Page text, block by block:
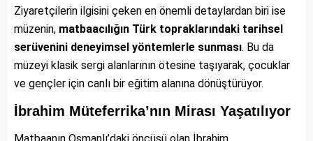
Ziyaretçilerin ilgisini çeken en önemli detaylardan biri ise
müzenin, matbaacılığın Türk topraklarındaki tarihsel
serüvenini deneyimsel yöntemlerle sunması. Bu da
müzeyi klasik sergi alanlarının ötesine taşıyarak, çocuklar
ve gençler için canlı bir eğitim alanına dönüştürüyor.
İbrahim Müteferrika’nın Mirası Yaşatılıyor